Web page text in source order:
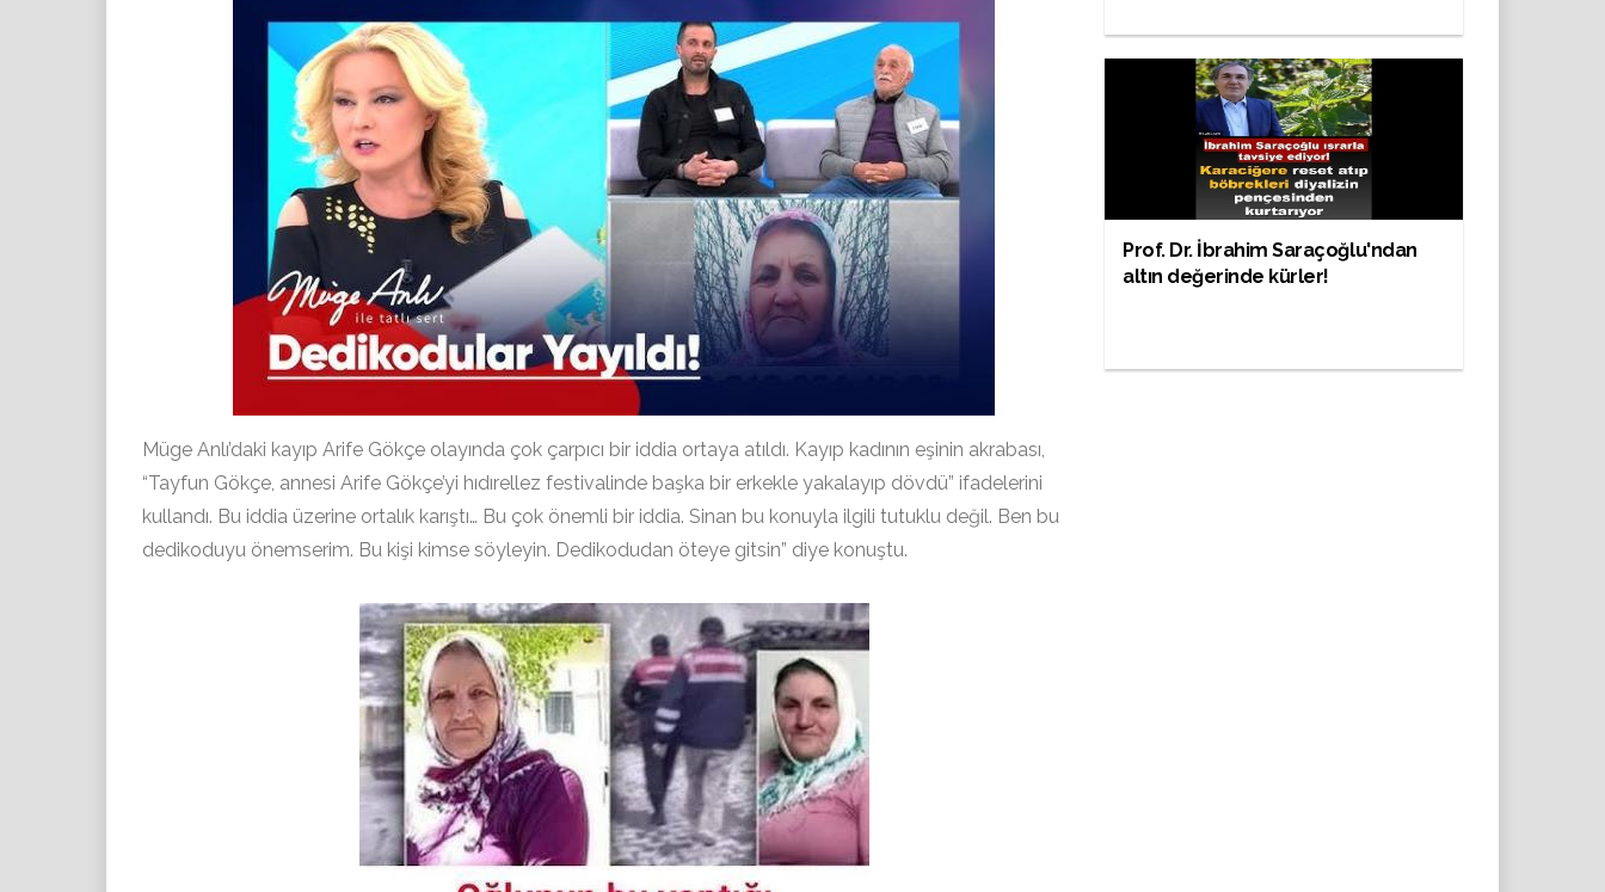
Müge Anlı’daki kayıp Arife Gökçe olayında çok çarpıcı bir iddia ortaya atıldı. Kayıp kadının eşinin akrabası,
“Tayfun Gökçe, annesi Arife Gökçe’yi hıdırellez festivalinde başka bir erkekle yakalayıp dövdü” ifadelerini
kullandı. Bu iddia üzerine ortalık karıştı… Bu çok önemli bir iddia. Sinan bu konuyla ilgili tutuklu değil. Ben bu
dedikoduyu önemserim. Bu kişi kimse söyleyin. Dedikodudan öteye gitsin” diye konuştu.
Prof. Dr. İbrahim Saraçoğlu'ndan
altın değerinde kürler!